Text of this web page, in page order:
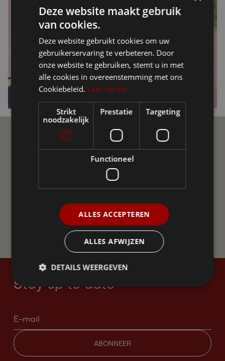
Ellio Community
Join de Ellio Community op sociale media! Een
onafhankelijke groepering van gebruikers van Ellio in
Vlaanderen en Nederland. We helpen elkaar met vraag
WORD LID
Stay up to date
Deze website maakt gebruik
van cookies.
Deze website gebruikt cookies om uw
gebruikerservaring te verbeteren. Door
onze website te gebruiken, stemt u in met
alle cookies in overeenstemming met ons
Cookiebeleid. Lees verder
Strikt
noodzakelijk
Prestatie Targeting
Functioneel
ALLES ACCEPTEREN
ALLES AFWIJZEN
DETAILS WEERGEVEN